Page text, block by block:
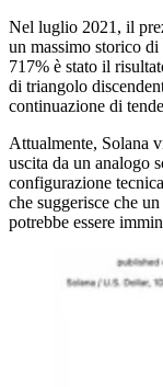
Nel luglio 2021, il
un massimo storico
717% è stato il
di triangolo
continuazione di
Attualmente, Solana
uscita da un analogo
configurazione
che suggerisce che
potrebbe essere